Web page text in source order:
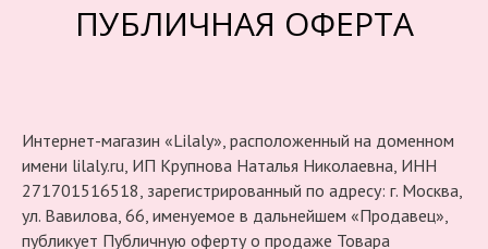
ПУБЛИЧНАЯ ОФЕРТА
Интернет-магазин «Lilaly», расположенный на доменном
имени lilaly.ru, ИП Крупнова Наталья Николаевна, ИНН
271701516518, зарегистрированный по адресу: г. Москва,
ул. Вавилова, 66, именуемое в дальнейшем «Продавец»,
публикует Публичную оферту о продаже Товара